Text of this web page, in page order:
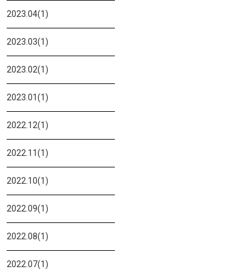
2023.04(1)
2023.03(1)
2023.02(1)
2023.01(1)
2022.12(1)
2022.11(1)
2022.10(1)
2022.09(1)
2022.08(1)
2022.07(1)